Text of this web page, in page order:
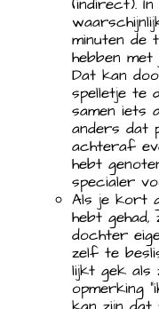
(indirect).
minuten
hebben met
Dat kan
spelletje te
samen iets
anders dat
achteraf
hebt
specialer
Als je kort
hebt
dochter
zelf te
lijkt gek als
opmerking